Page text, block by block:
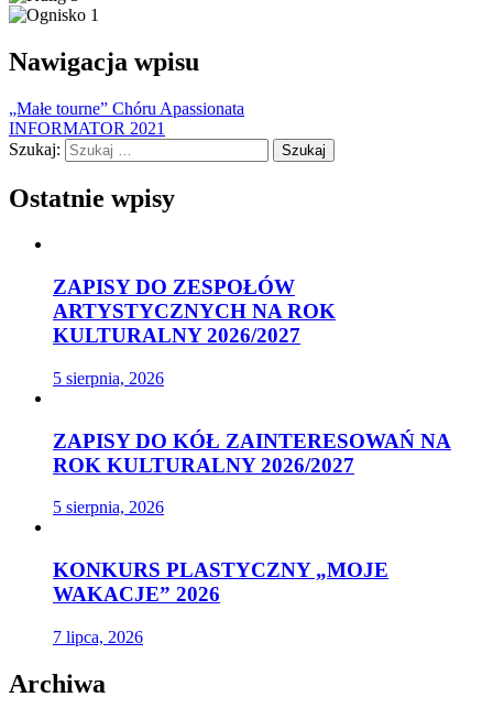
Nawigacja wpisu
„Małe tourne” Chóru Apassionata
INFORMATOR 2021
Szukaj:
Ostatnie wpisy
ZAPISY DO ZESPOŁÓW
ARTYSTYCZNYCH NA ROK
KULTURALNY 2026/2027
5 sierpnia, 2026
ZAPISY DO KÓŁ ZAINTERESOWAŃ NA
ROK KULTURALNY 2026/2027
5 sierpnia, 2026
KONKURS PLASTYCZNY „MOJE
WAKACJE” 2026
7 lipca, 2026
Archiwa